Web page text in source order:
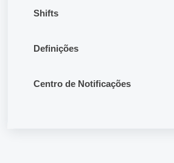
Shifts
Definições
Centro de Notificações